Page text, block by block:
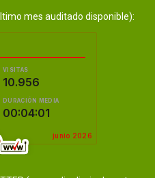
mes auditado disponible):